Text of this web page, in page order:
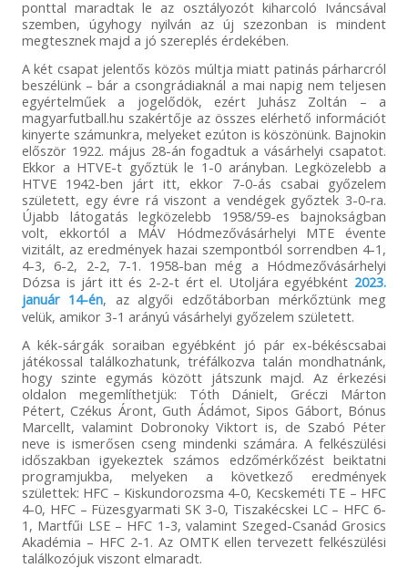
ponttal maradtak le az osztályozót kiharcoló Iváncsával
szemben, úgyhogy nyilván az új szezonban is mindent
megtesznek majd a jó szereplés érdekében.
A két csapat jelentős közös múltja miatt patinás párharcról
beszélünk – bár a csongrádiaknál a mai napig nem teljesen
egyértelműek a jogelődök, ezért Juhász Zoltán – a
magyarfutball.hu szakértője az összes elérhető információt
kinyerte számunkra, melyeket ezúton is köszönünk. Bajnokin
először 1922. május 28-án fogadtuk a vásárhelyi csapatot.
Ekkor a HTVE-t győztük le 1-0 arányban. Legközelebb a
HTVE 1942-ben járt itt, ekkor 7-0-ás csabai győzelem
született, egy évre rá viszont a vendégek győztek 3-0-ra.
Újabb látogatás legközelebb 1958/59-es bajnokságban
volt, ekkortól a MÁV Hódmezővásárhelyi MTE évente
vizitált, az eredmények hazai szempontból sorrendben 4-1,
4-3, 6-2, 2-2, 7-1. 1958-ban még a Hódmezővásárhelyi
Dózsa is járt itt és 2-2-t ért el. Utoljára egyébként 2023.
január 14-én, az algyői edzőtáborban mérkőztünk meg
velük, amikor 3-1 arányú vásárhelyi győzelem született.
A kék-sárgák soraiban egyébként jó pár ex-békéscsabai
játékossal találkozhatunk, tréfálkozva talán mondhatnánk,
hogy szinte egymás között játszunk majd. Az érkezési
oldalon megemlíthetjük: Tóth Dánielt, Gréczi Márton
Pétert, Czékus Áront, Guth Ádámot, Sipos Gábort, Bónus
Marcellt, valamint Dobronoky Viktort is, de Szabó Péter
neve is ismerősen cseng mindenki számára. A felkészülési
időszakban igyekeztek számos edzőmérkőzést beiktatni
programjukba, melyeken a következő eredmények
születtek: HFC – Kiskundorozsma 4-0, Kecskeméti TE – HFC
4-0, HFC – Füzesgyarmati SK 3-0, Tiszakécskei LC – HFC 6-
1, Martfűi LSE – HFC 1-3, valamint Szeged-Csanád Grosics
Akadémia – HFC 2-1. Az OMTK ellen tervezett felkészülési
találkozójuk viszont elmaradt.